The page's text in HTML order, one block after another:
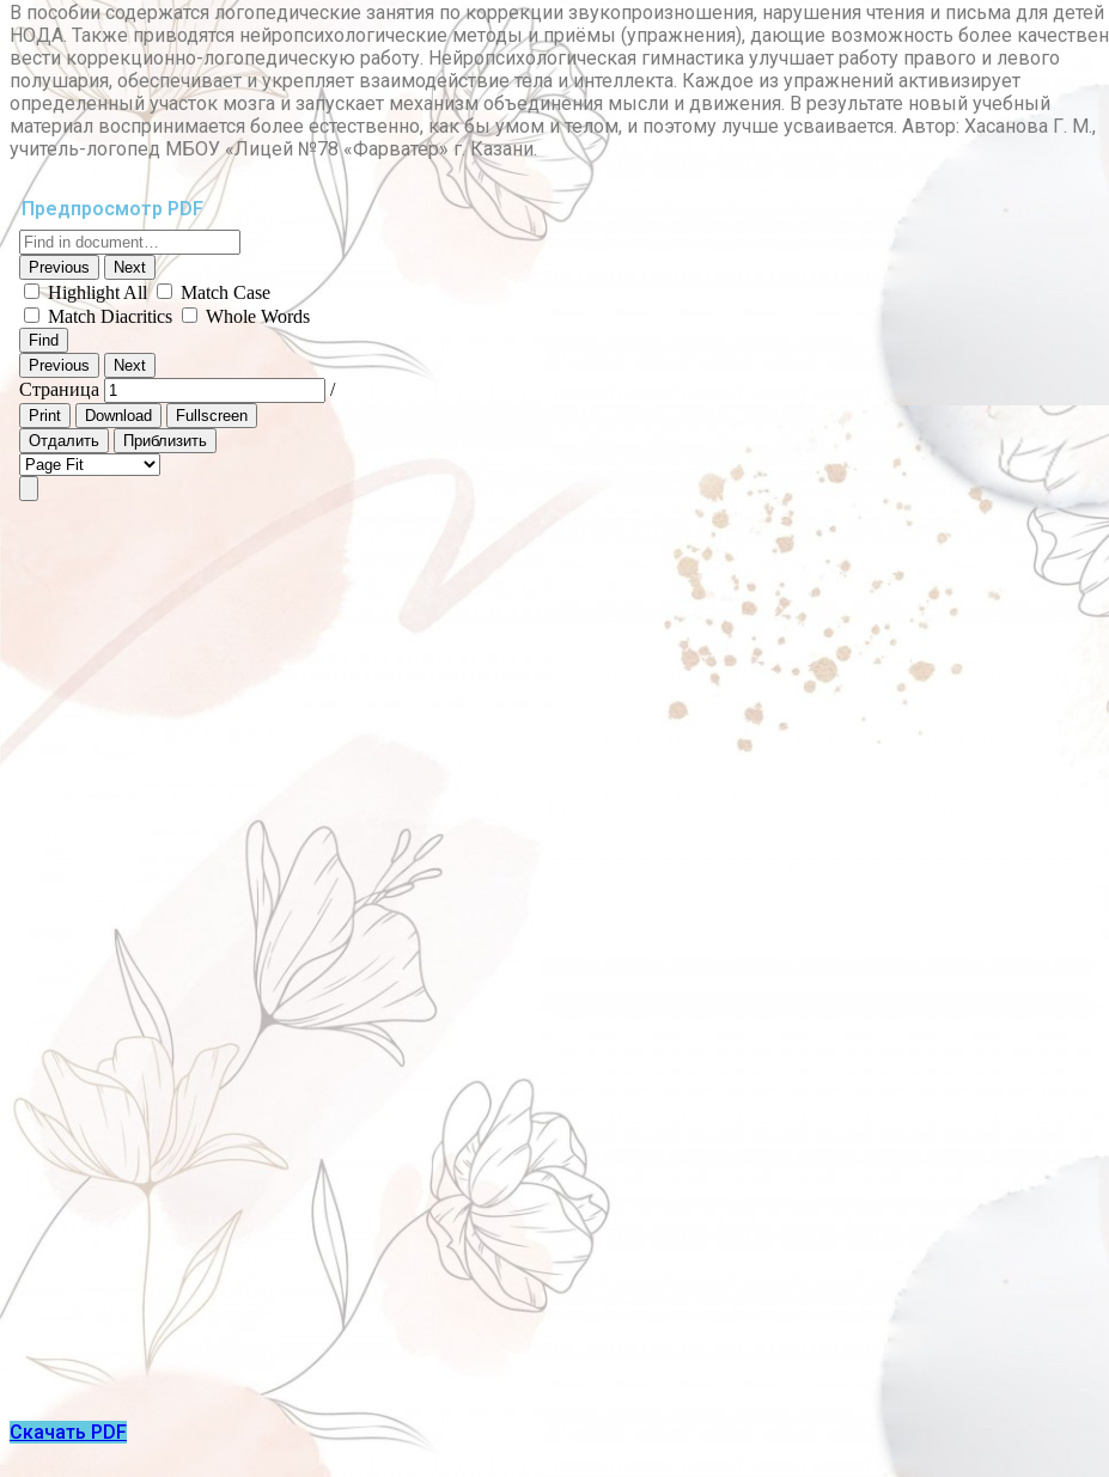
В пособии содержатся логопедические занятия по коррекции звукопроизношения, нарушения чтения и письма для детей
НОДА. Также приводятся нейропсихологические методы и приёмы (упражнения), дающие возможность более
вести коррекционно-логопедическую работу. Нейропсихологическая гимнастика улучшает работу правого и левого
полушария, обеспечивает и укрепляет взаимодействие тела и интеллекта. Каждое из упражнений активизирует
определенный участок мозга и запускает механизм объединения мысли и движения. В результате новый учебный
материал воспринимается более естественно, как бы умом и телом, и поэтому лучше усваивается. Автор: Хасанова Г. М.,
учитель-логопед МБОУ «Лицей №78 «Фарватер» г. Казани.
Предпросмотр PDF
Скачать PDF